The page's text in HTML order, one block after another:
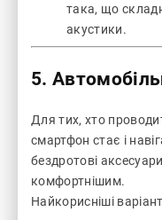
така, що
акустики.
5.
Для тих, хто
смартфон стає і
бездротові
комфортнішим.
Найкорисніші